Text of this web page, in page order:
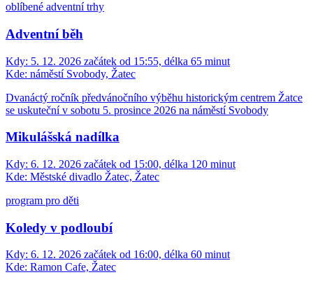
oblíbené adventní trhy
Adventní běh
Kdy: 5. 12. 2026 začátek od 15:55, délka 65 minut
Kde: náměstí Svobody, Žatec
Dvanáctý ročník předvánočního výběhu historickým centrem Žatce
se uskuteční v sobotu 5. prosince 2026 na náměstí Svobody
Mikulášská nadílka
Kdy: 6. 12. 2026 začátek od 15:00, délka 120 minut
Kde: Městské divadlo Žatec, Žatec
program pro děti
Koledy v podloubí
Kdy: 6. 12. 2026 začátek od 16:00, délka 60 minut
Kde: Ramon Cafe, Žatec